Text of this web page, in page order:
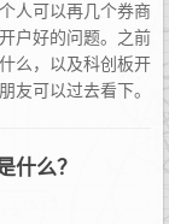
人可以再几个券商
户好的问题。之前
么，以及科创板开
友可以过去看下。
什么？